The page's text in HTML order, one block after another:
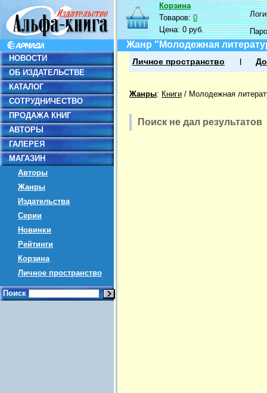
НОВОСТИ
ОБ ИЗДАТЕЛЬСТВЕ
КАТАЛОГ
СОТРУДНИЧЕСТВО
ПРОДАЖА КНИГ
АВТОРЫ
ГАЛЕРЕЯ
МАГАЗИН
Авторы
Жанры
Издательства
Серии
Новинки
Рейтинги
Корзина
Личное пространство
Поиск
Корзина
Товаров:0
Цена:0 руб.
Жанр "Молодежная
Личное пространство
Жанры: Книги / Молодежная
Поиск не дал результатов